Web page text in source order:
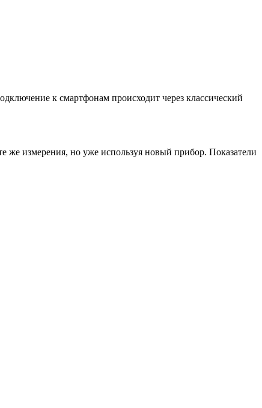
к смартфонам происходит через классический
же измерения, но уже используя новый прибор. Показатели